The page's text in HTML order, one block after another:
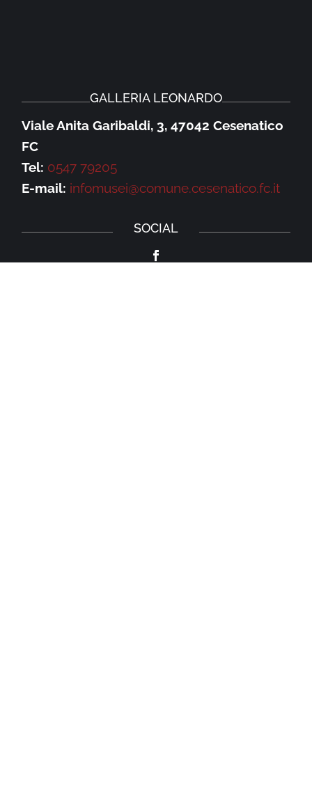
GALLERIA LEONARDO
Viale Anita Garibaldi, 3, 47042 Cesenatico
FC
Tel: 0547 79205
E-mail: infomusei@comune.cesenatico.fc.it
SOCIAL